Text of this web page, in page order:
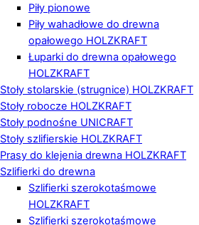
Piły pionowe
Piły wahadłowe do drewna
opałowego HOLZKRAFT
Łuparki do drewna opałowego
HOLZKRAFT
Stoły stolarskie (strugnice) HOLZKRAFT
Stoły robocze HOLZKRAFT
Stoły podnośne UNICRAFT
Stoły szlifierskie HOLZKRAFT
Prasy do klejenia drewna HOLZKRAFT
Szlifierki do drewna
Szlifierki szerokotaśmowe
HOLZKRAFT
Szlifierki szerokotaśmowe